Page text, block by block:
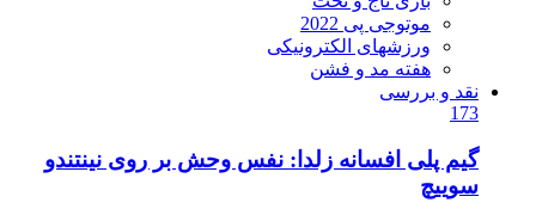
موتوجی پی 2022
ورزشهای الکترونیکی
هفته مد و فشن
نقد و بررسی
173
گیم پلی افسانه زلدا: نفس وحش بر روی نینتندو
سوییچ